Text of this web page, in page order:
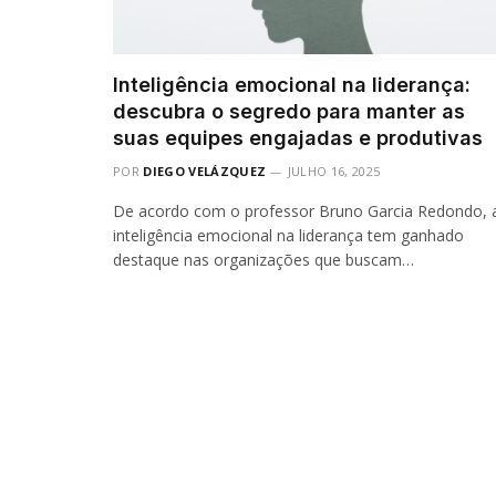
Inteligência emocional na liderança:
descubra o segredo para manter as
suas equipes engajadas e produtivas
POR DIEGO VELÁZQUEZ JULHO 16, 2025
De acordo com o professor Bruno Garcia Redondo,
inteligência emocional na liderança tem ganhado
destaque nas organizações que buscam…